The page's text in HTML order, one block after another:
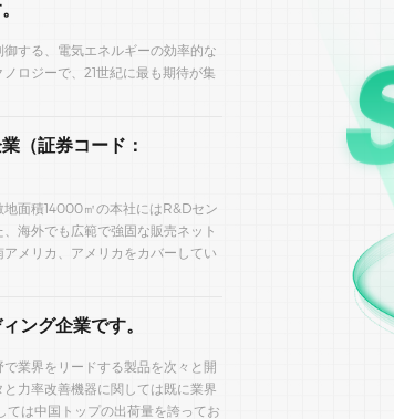
する、電気エネルギーの効率的な
ロジーで、21世紀に最も期待が集
（証券コード：
面積14000㎡の本社にはR&Dセン
海外でも広範で強固な販売ネット
メリカ、アメリカをカバーしてい
ング企業です。
業界をリードする製品を次々と開
力率改善機器に関しては既に業界
ては中国トップの出荷量を誇ってお